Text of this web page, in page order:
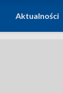
Aktualności